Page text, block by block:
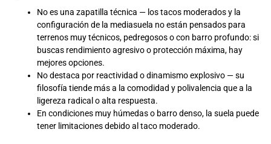
No es una zapatilla técnica — los tacos moderados y la
configuración de la mediasuela no están pensados para
terrenos muy técnicos, pedregosos o con barro profundo: si
buscas rendimiento agresivo o protección máxima, hay
mejores opciones.
No destaca por reactividad o dinamismo explosivo — su
filosofía tiende más a la comodidad y polivalencia que a la
ligereza radical o alta respuesta.
En condiciones muy húmedas o barro denso, la suela puede
tener limitaciones debido al taco moderado.